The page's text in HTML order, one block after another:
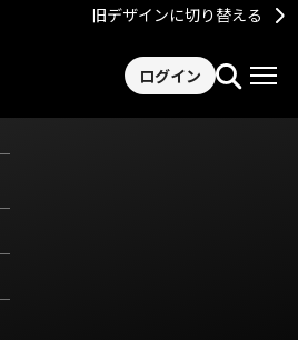
旧デザインに切り替える
ログイン